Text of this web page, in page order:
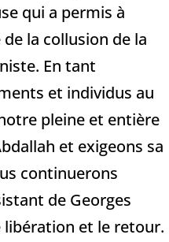
qui a permis à
la collusion de la
En tant
et individus au
pleine et entière
et exigeons sa
continuerons
de Georges
libération et le retour.